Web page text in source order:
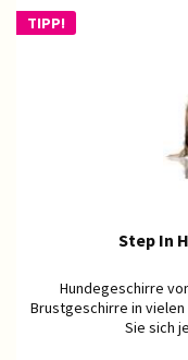
TIPP!
Step In
Hundegeschirre
Brustgeschirre in vielen
Sie sich